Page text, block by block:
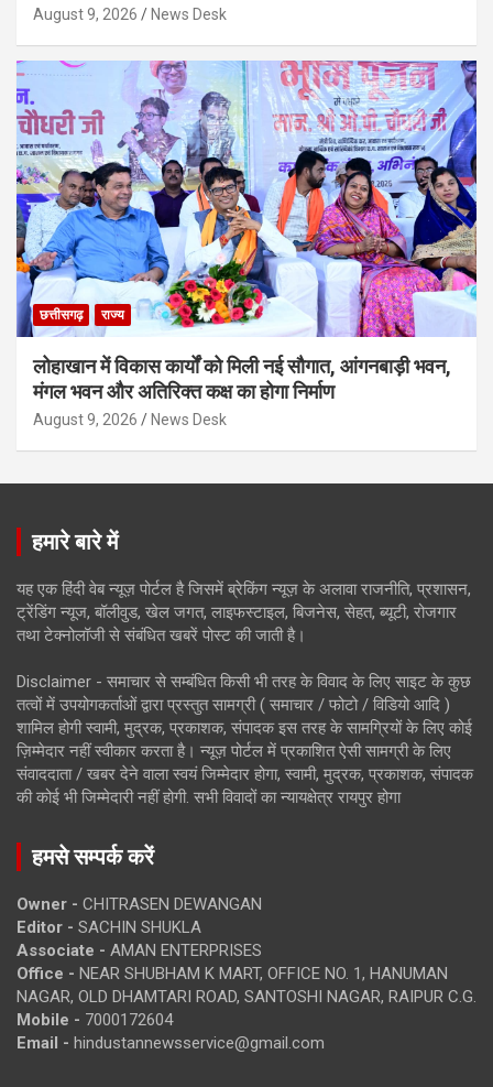
August 9, 2026 News Desk
छत्तीसगढ़ राज्य
लोहाखान में विकास कार्यों को मिली नई सौगात, आंगनबाड़ी भवन,
मंगल भवन और अतिरिक्त कक्ष का होगा निर्माण
August 9, 2026 News Desk
हमारे बारे में
यह एक हिंदी वेब न्यूज़ पोर्टल है जिसमें ब्रेकिंग न्यूज़ के अलावा राजनीति, प्रशासन,
ट्रेंडिंग न्यूज, बॉलीवुड, खेल जगत, लाइफस्टाइल, बिजनेस, सेहत, ब्यूटी, रोजगार
तथा टेक्नोलॉजी से संबंधित खबरें पोस्ट की जाती है।
Disclaimer - समाचार से सम्बंधित किसी भी तरह के विवाद के लिए साइट के कुछ
तत्वों में उपयोगकर्ताओं द्वारा प्रस्तुत सामग्री ( समाचार / फोटो / विडियो आदि )
शामिल होगी स्वामी, मुद्रक, प्रकाशक, संपादक इस तरह के सामग्रियों के लिए कोई
ज़िम्मेदार नहीं स्वीकार करता है। न्यूज़ पोर्टल में प्रकाशित ऐसी सामग्री के लिए
संवाददाता / खबर देने वाला स्वयं जिम्मेदार होगा, स्वामी, मुद्रक, प्रकाशक, संपादक
की कोई भी जिम्मेदारी नहीं होगी. सभी विवादों का न्यायक्षेत्र रायपुर होगा
हमसे सम्पर्क करें
Owner - CHITRASEN DEWANGAN
Editor - SACHIN SHUKLA
Associate - AMAN ENTERPRISES
Office - NEAR SHUBHAM K MART, OFFICE NO. 1, HANUMAN
NAGAR, OLD DHAMTARI ROAD, SANTOSHI NAGAR, RAIPUR C.G.
Mobile - 7000172604
Email - hindustannewsservice@gmail.com